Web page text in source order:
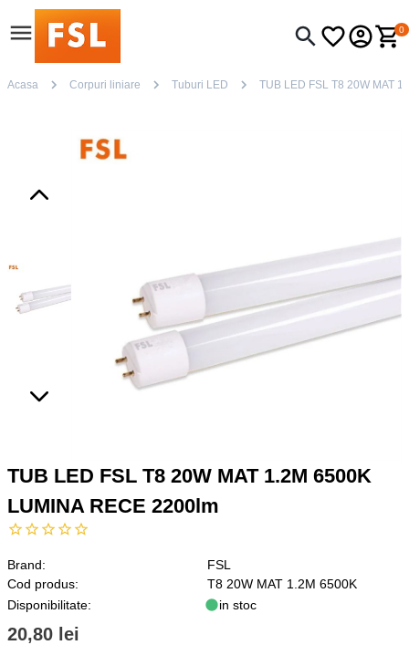
0
Acasa Corpuri liniare Tuburi LED TUB LED FSL T8 20W MAT
TUB LED FSL T8 20W MAT 1.2M 6500K
LUMINA RECE 2200lm
Brand:
FSL
Cod produs:
T8 20W MAT 1.2M 6500K
Disponibilitate:
in stoc
20,80 lei